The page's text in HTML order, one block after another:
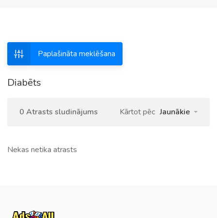
Paplašināta meklēšana
Diabēts
0 Atrasts sludinājums Kārtot pēc Jaunākie
Nekas netika atrasts